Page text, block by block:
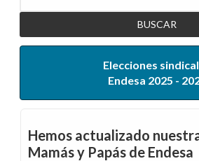
Elecciones
Endesa 2025 -
Hemos actualizado
Mamás y Papás de Endesa